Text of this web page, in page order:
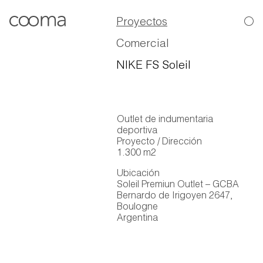
Proyectos
Comercial
NIKE FS Soleil
Outlet de indumentaria
deportiva
Proyecto / Dirección
1.300 m2
Ubicación
Soleil Premiun Outlet – GCBA
Bernardo de Irigoyen 2647,
Boulogne
Argentina